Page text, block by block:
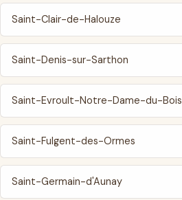
Saint-Clair-de-Halouze
Saint-Denis-sur-Sarthon
Saint-Evroult-Notre-Dame-du-Bois
Saint-Fulgent-des-Ormes
Saint-Germain-d'Aunay